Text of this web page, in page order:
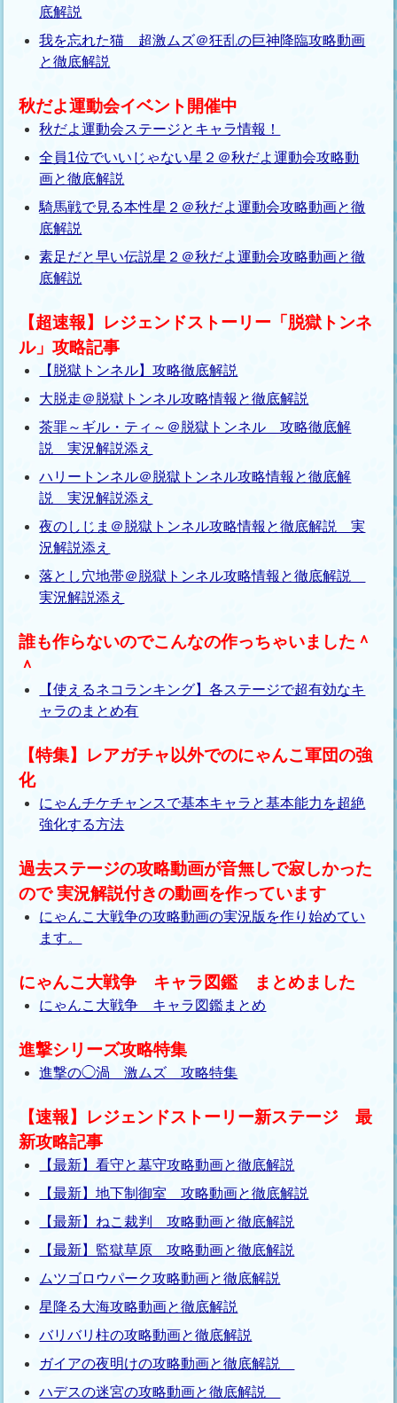
底解説
我を忘れた猫 超激ムズ＠狂乱の巨神降臨攻略動画
と徹底解説
秋だよ運動会イベント開催中
秋だよ運動会ステージとキャラ情報！
全員1位でいいじゃない星２＠秋だよ運動会攻略動
画と徹底解説
騎馬戦で見る本性星２＠秋だよ運動会攻略動画と徹
底解説
素足だと早い伝説星２＠秋だよ運動会攻略動画と徹
底解説
【超速報】レジェンドストーリー「脱獄トンネ
ル」攻略記事
【脱獄トンネル】攻略徹底解説
大脱走＠脱獄トンネル攻略情報と徹底解説
茶罪～ギル・ティ～＠脱獄トンネル 攻略徹底解
説 実況解説添え
ハリートンネル＠脱獄トンネル攻略情報と徹底解
説 実況解説添え
夜のしじま＠脱獄トンネル攻略情報と徹底解説 実
況解説添え
落とし穴地帯＠脱獄トンネル攻略情報と徹底解説
実況解説添え
誰も作らないのでこんなの作っちゃいました＾
＾
【使えるネコランキング】各ステージで超有効なキ
ャラのまとめ有
【特集】レアガチャ以外でのにゃんこ軍団の強
化
にゃんチケチャンスで基本キャラと基本能力を超絶
強化する方法
過去ステージの攻略動画が音無しで寂しかった
ので 実況解説付きの動画を作っています
にゃんこ大戦争の攻略動画の実況版を作り始めてい
ます。
にゃんこ大戦争 キャラ図鑑 まとめました
にゃんこ大戦争 キャラ図鑑まとめ
進撃シリーズ攻略特集
進撃の◯渦 激ムズ 攻略特集
【速報】レジェンドストーリー新ステージ 最
新攻略記事
【最新】看守と墓守攻略動画と徹底解説
【最新】地下制御室 攻略動画と徹底解説
【最新】ねこ裁判 攻略動画と徹底解説
【最新】監獄草原 攻略動画と徹底解説
ムツゴロウパーク攻略動画と徹底解説
星降る大海攻略動画と徹底解説
バリバリ柱の攻略動画と徹底解説
ガイアの夜明けの攻略動画と徹底解説
ハデスの迷宮の攻略動画と徹底解説